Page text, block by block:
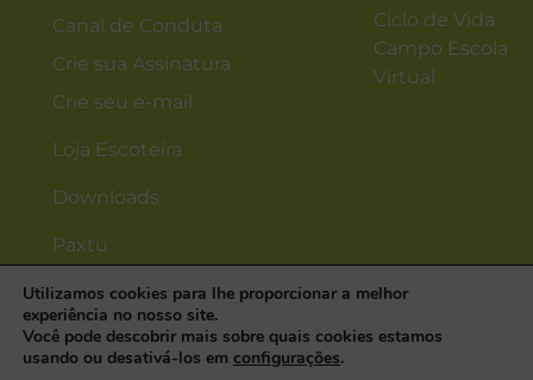
Canal de Conduta
Crie sua Assinatura
Crie seu e-mail
Loja Escoteira
Downloads
Paxtu
Ciclo de Vida
Campo Escola
Virtual
Utilizamos cookies para lhe proporcionar a melhor
experiência no nosso site.
Você pode descobrir mais sobre quais cookies estamos
usando ou desativá-los em configurações.